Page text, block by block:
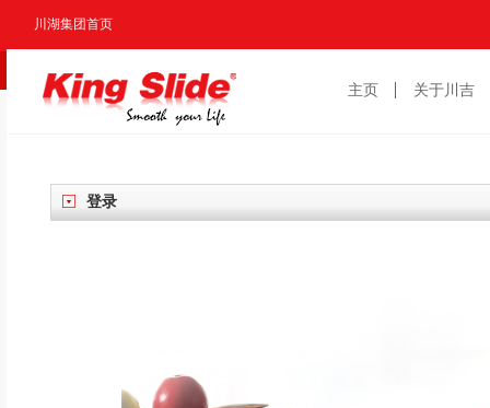
川湖集团首页
主页 关于川吉
登录